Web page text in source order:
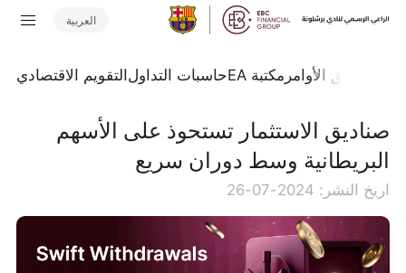
العربية
تدفق الأوامر مكتبة EA حاسبات التداولالتقويم الاقتصادي
صناديق الاستثمار تستحوذ على الأسهم
البريطانية وسط دوران سريع
اريخ النشر: 2024-07-26